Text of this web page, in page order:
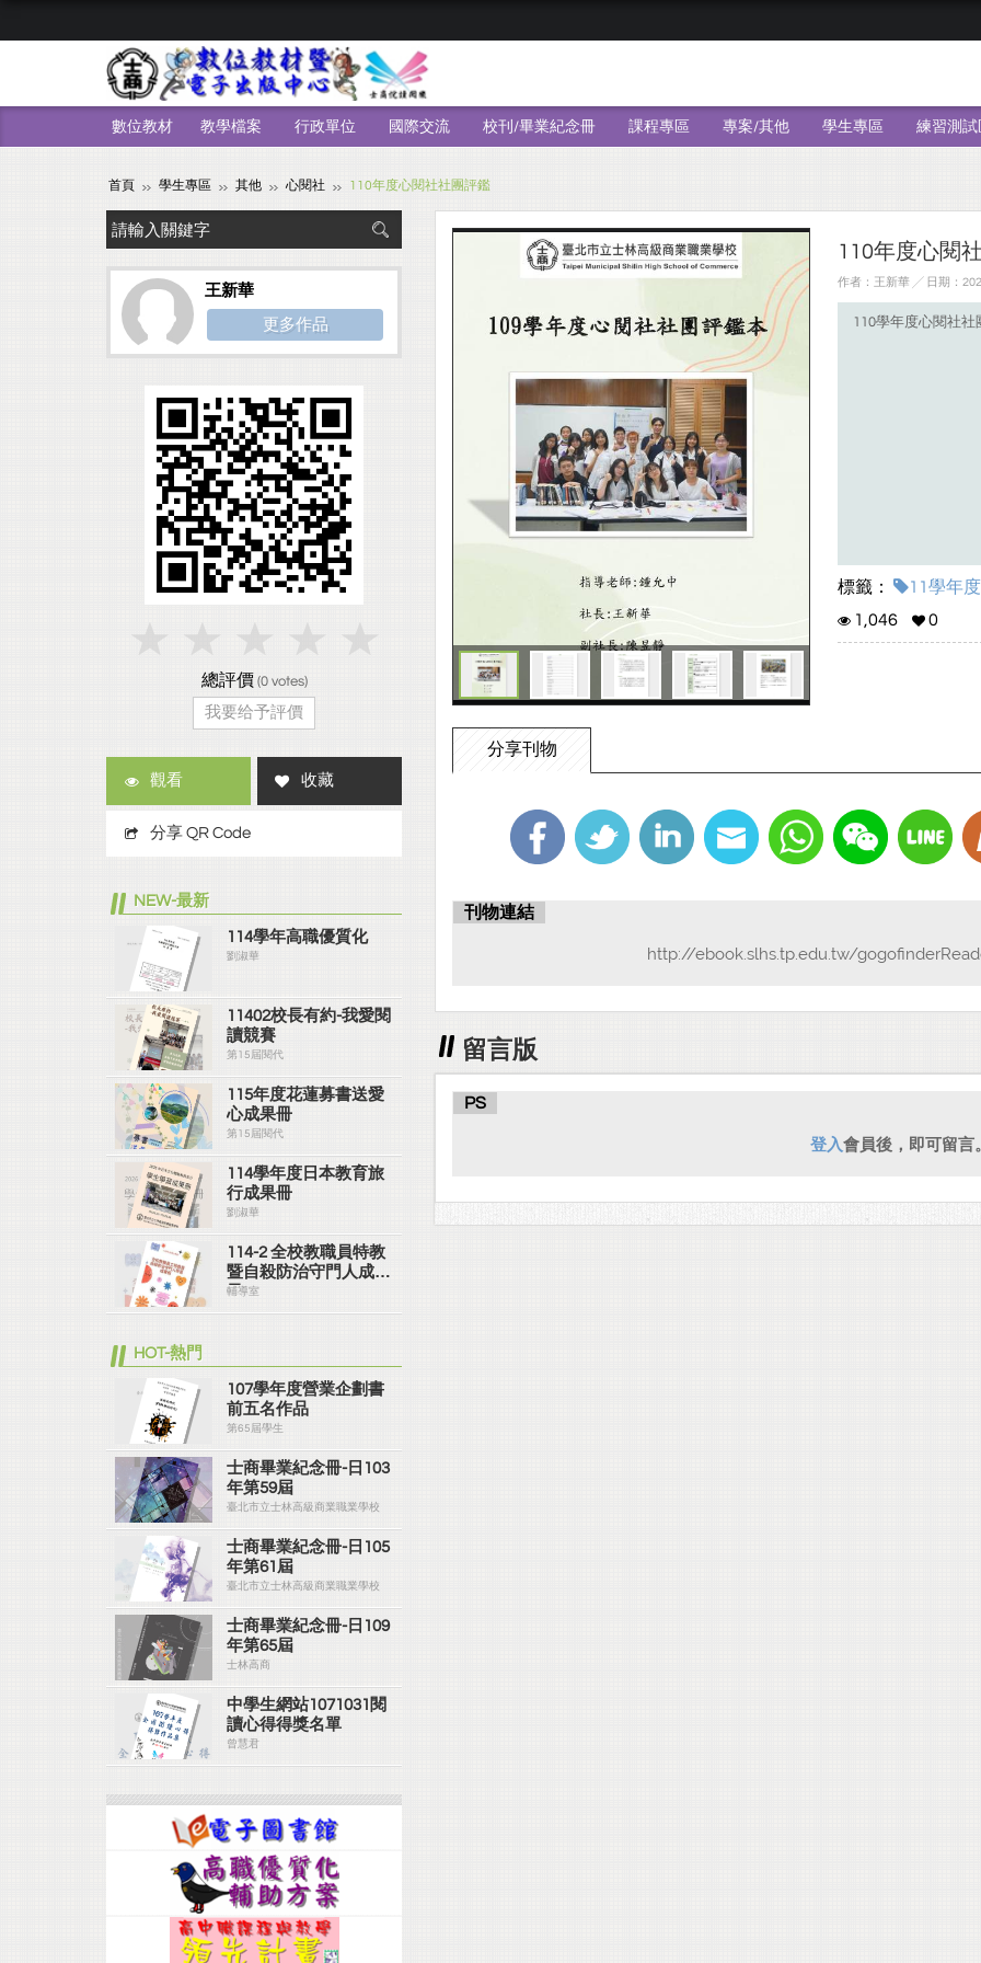
數位教材 教學檔案 行政單位 國際交流 校刊/畢業紀念冊 課程專區 專案/其他 學生專區 練習測試
首頁 學生專區 其他 心閱社 110年度心閱社社團評鑑
110年度心閱
作者：王新華 ╱ 日期：
110學年度心閱社社
標籤：
11學年
1,046
0
分享刊物
刊物連結
http://ebook.slhs.tp.edu.tw/
留言版
PS
登入會員後，即可留言
王新華
更多作品
總評價 (0votes)
我要给予評價
觀看 收藏
分享 QR Code
NEW-最新
114學年高職優質化
劉淑華
11402校長有約-我愛閱
讀競賽
第15屆閱代
115年度花蓮募書送愛
心成果冊
第15屆閱代
114學年度日本教育旅
行成果冊
劉淑華
114-2 全校教職員特教
暨自殺防治守門人成果
冊
輔導室
HOT-熱門
107學年度營業企劃書
前五名作品
第65屆學生
士商畢業紀念冊-日103
年第59屆
臺北市立士林高級商業職業學校
士商畢業紀念冊-日105
年第61屆
臺北市立士林高級商業職業學校
士商畢業紀念冊-日109
年第65屆
士林高商
中學生網站1071031閱
讀心得得獎名單
曾慧君